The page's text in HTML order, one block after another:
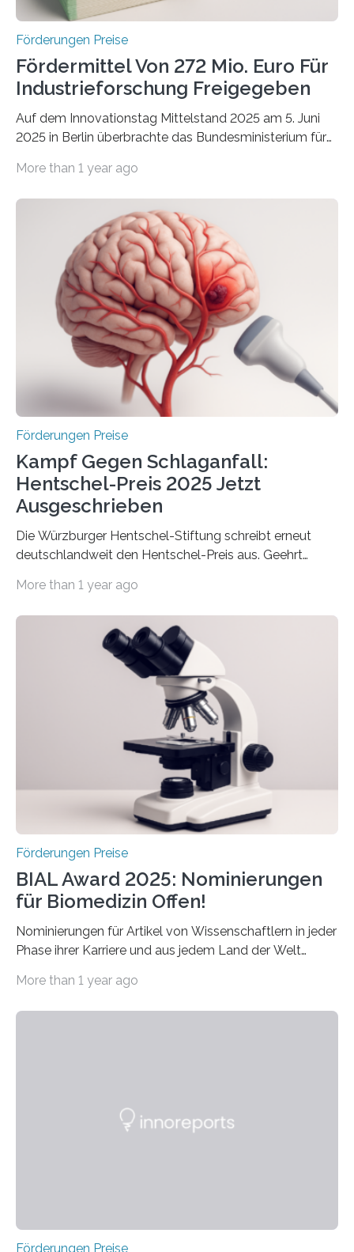
Förderungen Preise
Fördermittel Von 272 Mio. Euro Für
Industrieforschung Freigegeben
Auf dem Innovationstag Mittelstand 2025 am 5. Juni
2025 in Berlin überbrachte das Bundesministerium für
Überplanmäßige Verpflichtungsermächtigungen in
Woche vom Haushaltsausschuss freigegeben – unter
anderem zur Unterstützung der
Industrieforschungsprogramme Industrielle
Gemeinschaftsforschung (IGF), Zentrales
Innovationsprogramm Mittelstand (ZIM) und
Innovationskompetenz INNO-KOM. Auf dem
Innovationstag Mittelstand 2025 am 5. Juni 2025 in
Berlin überbrachte das Bundesministerium für
Wirtschaft und Energie eine gute Nachricht:
Überplanmäßige Verpflichtungsermächtigungen in
More than 1 year ago
Förderungen Preise
Kampf Gegen Schlaganfall:
Hentschel-Preis 2025 Jetzt
Ausgeschrieben
Die Würzburger Hentschel-Stiftung schreibt erneut
deutschlandweit den Hentschel-Preis aus. Geehrt
hochrangige wissenschaftliche Publikation zum Thema
Schlaganfall“ mit Sitz in Würzburg fördert die
Schlaganfallforschung, um die Behandlung der
Betroffenen zu verbessern. Dazu schreibt sie auch in
diesem Jahr wieder deutschlandweit den Hentschel-
Preis aus. Er richtet sich gezielt an jüngere
Forscherinnen und Forscher unter 40 Jahren. Geehrt
werden soll eine herausragende Doktorarbeit oder eine
hochrangige wissenschaftliche Publikation zum Thema
More than 1 year ago
Förderungen Preise
BIAL Award 2025: Nominierungen
für Biomedizin Offen!
Nominierungen für Artikel von Wissenschaftlern in jeder
Phase ihrer Karriere und aus jedem Land der Welt
Leben gerufen, um die bemerkenswertesten
Foundation, des BIAL Award in Biomedicine ist in
More than 1 year ago
Förderungen Preise